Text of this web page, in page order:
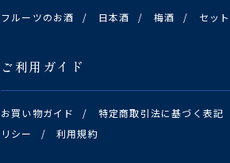
フルーツのお酒 / 日本酒 / 梅酒 / セッ
ご利用ガイド
お買い物ガイド / 特定商取引法に基づく表記
リシー
/ 利用規約